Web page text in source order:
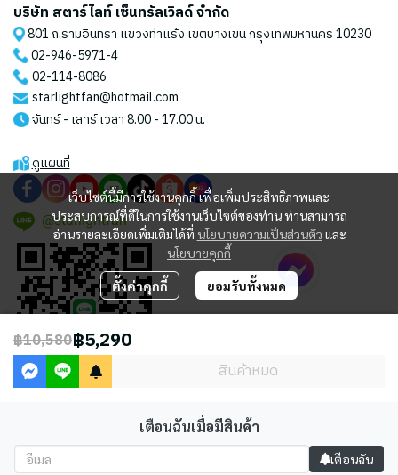
฿10,580฿5,290
สินค้าหมด
เตือนฉันเมื่อมีสินค้า
เตือนฉัน
เว็บไซต์นี้มีการใช้งานคุกกี้ เพื่อเพิ่มประสิทธิภาพและ
ประสบการณ์ที่ดีในการใช้งานเว็บไซต์ของท่าน ท่านสามารถ
อ่านรายละเอียดเพิ่มเติมได้ที่ นโยบายความเป็นส่วนตัว และ
นโยบายคุกกี้
ตั้งค่าคุกกี้ ยอมรับทั้งหมด
บริษัท สตาร์ไลท์ เซ็นทรัลเวิลด์ จำกัด
801 ถ.รามอินทรา แขวงท่าแร้ง เขตบางเขน กรุงเทพมหานคร 10230
02-946-5971-4
02-114-8086
starlightfan@hotmail.com
จันทร์ - เสาร์ เวลา 8.00 - 17.00 น.
ดูแผนที่
@starlightfan
2023 © STARLIGHT CENTRAL WORLD CO., LTD